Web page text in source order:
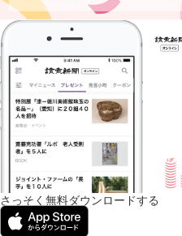
さっそく無料ダウンロードする